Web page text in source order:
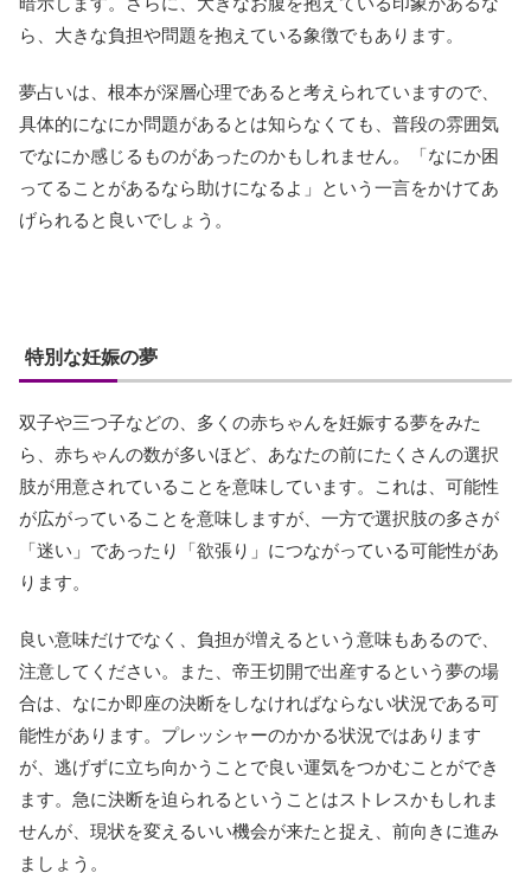
ら、大きな負担や問題を抱えている象徴でもあります。
夢占いは、根本が深層心理であると考えられていますので、
具体的になにか問題があるとは知らなくても、普段の雰囲気
でなにか感じるものがあったのかもしれません。「なにか困
ってることがあるなら助けになるよ」という一言をかけてあ
げられると良いでしょう。
特別な妊娠の夢
双子や三つ子などの、多くの赤ちゃんを妊娠する夢をみた
ら、赤ちゃんの数が多いほど、あなたの前にたくさんの選択
肢が用意されていることを意味しています。これは、可能性
が広がっていることを意味しますが、一方で選択肢の多さが
「迷い」であったり「欲張り」につながっている可能性があ
ります。
良い意味だけでなく、負担が増えるという意味もあるので、
注意してください。また、帝王切開で出産するという夢の場
合は、なにか即座の決断をしなければならない状況である可
能性があります。プレッシャーのかかる状況ではあります
が、逃げずに立ち向かうことで良い運気をつかむことができ
ます。急に決断を迫られるということはストレスかもしれま
せんが、現状を変えるいい機会が来たと捉え、前向きに進み
ましょう。